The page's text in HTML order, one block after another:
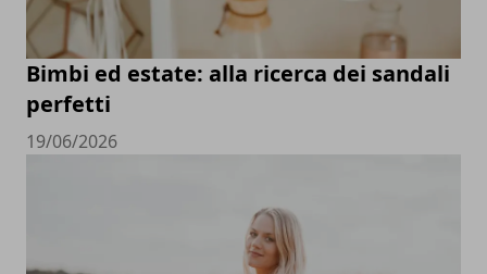
Bimbi ed estate: alla ricerca dei sandali
perfetti
19/06/2026